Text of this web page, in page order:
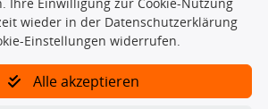
Daten oder die gesamte Datenbank ohne
TecDoc zu vervielfältigen, zu verbreiten
durch Dritte ausführen zu lassen. Ein
unseren Onlineshop identifizierte Ersatzteil
Ersatzteil entspricht.
wieder in der Datenschutzerklärung
Einstellungen widerrufen.
Alle akzeptieren